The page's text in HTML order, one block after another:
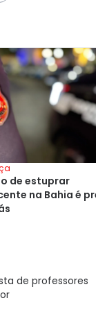
de estuprar
na Bahia é
de professores